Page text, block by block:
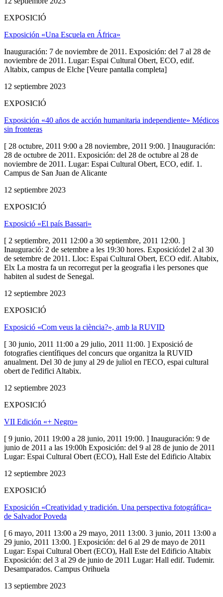
EXPOSICIÓ
Exposición «Una Escuela en África»
Inauguración: 7 de noviembre de 2011. Exposición: del 7 al 28 de
noviembre de 2011. Lugar: Espai Cultural Obert, ECO, edif.
Altabix, campus de Elche [Veure pantalla completa]
12 septiembre 2023
EXPOSICIÓ
Exposición «40 años de acción humanitaria independiente» Médicos
sin fronteras
[ 28 octubre, 2011 9:00 a 28 noviembre, 2011 9:00. ] Inauguración:
28 de octubre de 2011. Exposición: del 28 de octubre al 28 de
noviembre de 2011. Lugar: Espai Cultural Obert, ECO, edif. 1.
Campus de San Juan de Alicante
12 septiembre 2023
EXPOSICIÓ
Exposició «El país Bassari»
[ 2 septiembre, 2011 12:00 a 30 septiembre, 2011 12:00. ]
Inauguració: 2 de setembre a les 19:30 hores. Exposició:del 2 al 30
de setembre de 2011. Lloc: Espai Cultural Obert, ECO edif. Altabix,
Elx La mostra fa un recorregut per la geografia i les persones que
habiten al sudest de Senegal.
12 septiembre 2023
EXPOSICIÓ
Exposició «Com veus la ciència?», amb la RUVID
[ 30 junio, 2011 11:00 a 29 julio, 2011 11:00. ] Exposició de
fotografies científiques del concurs que organitza la RUVID
anualment. Del 30 de juny al 29 de juliol en l'ECO, espai cultural
obert de l'edifici Altabix.
12 septiembre 2023
EXPOSICIÓ
VII Edición «+ Negro»
[ 9 junio, 2011 19:00 a 28 junio, 2011 19:00. ] Inauguración: 9 de
junio de 2011 a las 19:00h Exposición: del 9 al 28 de junio de 2011
Lugar: Espai Cultural Obert (ECO), Hall Este del Edificio Altabix
12 septiembre 2023
EXPOSICIÓ
Exposición «Creatividad y tradición. Una perspectiva fotográfica»
de Salvador Poveda
[ 6 mayo, 2011 13:00 a 29 mayo, 2011 13:00. 3 junio, 2011 13:00 a
29 junio, 2011 13:00. ] Exposición: del 6 al 29 de mayo de 2011
Lugar: Espai Cultural Obert (ECO), Hall Este del Edificio Altabix
Exposición: del 3 al 29 de junio de 2011 Lugar: Hall edif. Tudemir.
Desamparados. Campus Orihuela
13 septiembre 2023